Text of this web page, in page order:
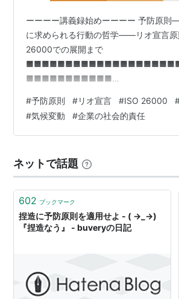
ーーーー講義録始めーーーー 予防原
に求められる行動の哲学——リオ宣言原
26000での展開まで
■■■■■■■■■■■
──────【リオ宣言「原則15」——予防
────── リオ原則の中から、今回は「
（precautionary approach）」とも呼
言の原則15には…
#予防原則 #リオ宣言 #ISO 26000
#気候変動 #企業の社会的責任
ネットで話題
602 ブックマーク
捏造に予防原則を適用せよ - ( →_→)
『捏造なう』 - buveryの日記